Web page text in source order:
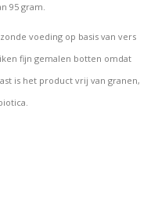
95 gram.
voeding op basis van vers
fijn gemalen botten omdat
is het product vrij van granen,